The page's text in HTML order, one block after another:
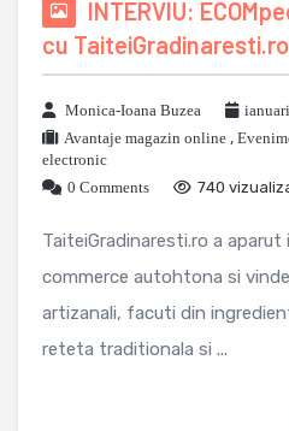
INTERVIU:
cu TaiteiGradinaresti.ro
Monica-Ioana Buzea
Avantaje magazin online ,
electronic
0 Comments
740
TaiteiGradinaresti.ro a
commerce autohtona si
artizanali, facuti din
reteta traditionala si ...